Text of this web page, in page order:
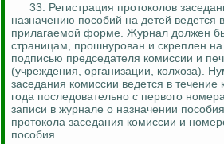
33. Регистрация протоколов
назначению пособий на детей ведется
прилагаемой форме. Журнал должен
страницам, прошнурован и скреплен
подписью председателя комиссии и
(учреждения, организации, колхоза).
заседания комиссии ведется в течение
года последовательно с первого
записи в журнале о назначении
протокола заседания комиссии и
пособия.